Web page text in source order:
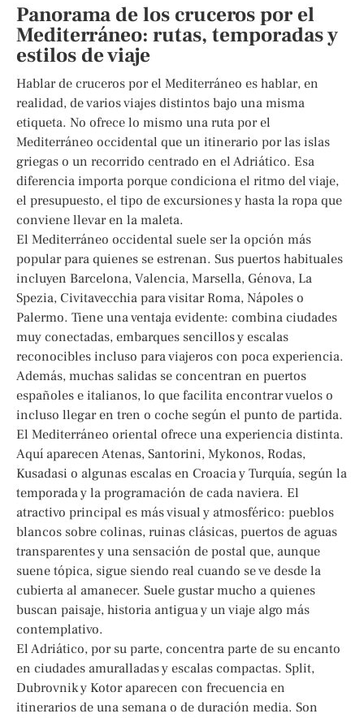
Panorama de los cruceros por el
Mediterráneo: rutas, temporadas y
estilos de viaje
Hablar de cruceros por el Mediterráneo es hablar, en
realidad, de varios viajes distintos bajo una misma
etiqueta. No ofrece lo mismo una ruta por el
Mediterráneo occidental que un itinerario por las islas
griegas o un recorrido centrado en el Adriático. Esa
diferencia importa porque condiciona el ritmo del viaje,
el presupuesto, el tipo de excursiones y hasta la ropa que
conviene llevar en la maleta.
El Mediterráneo occidental suele ser la opción más
popular para quienes se estrenan. Sus puertos habituales
incluyen Barcelona, Valencia, Marsella, Génova, La
Spezia, Civitavecchia para visitar Roma, Nápoles o
Palermo. Tiene una ventaja evidente: combina ciudades
muy conectadas, embarques sencillos y escalas
reconocibles incluso para viajeros con poca experiencia.
Además, muchas salidas se concentran en puertos
españoles e italianos, lo que facilita encontrar vuelos o
incluso llegar en tren o coche según el punto de partida.
El Mediterráneo oriental ofrece una experiencia distinta.
Aquí aparecen Atenas, Santorini, Mykonos, Rodas,
Kusadasi o algunas escalas en Croacia y Turquía, según la
temporada y la programación de cada naviera. El
atractivo principal es más visual y atmosférico: pueblos
blancos sobre colinas, ruinas clásicas, puertos de aguas
transparentes y una sensación de postal que, aunque
suene tópica, sigue siendo real cuando se ve desde la
cubierta al amanecer. Suele gustar mucho a quienes
buscan paisaje, historia antigua y un viaje algo más
contemplativo.
El Adriático, por su parte, concentra parte de su encanto
en ciudades amuralladas y escalas compactas. Split,
Dubrovnik y Kotor aparecen con frecuencia en
itinerarios de una semana o de duración media. Son